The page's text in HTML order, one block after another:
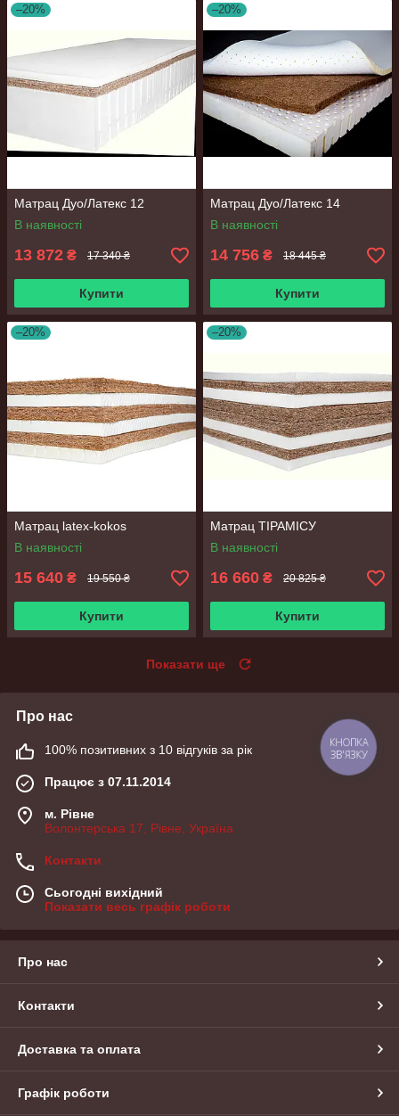
–20%
Матрац Дуо/Латекс 12
В наявності
13 872 ₴ 17 340 ₴
Купити
–20%
Матрац Дуо/Латекс 14
В наявності
14 756 ₴ 18 445 ₴
Купити
–20%
Матрац latex-kokos
В наявності
15 640 ₴ 19 550 ₴
Купити
–20%
Матрац ТІРАМІСУ
В наявності
16 660 ₴ 20 825 ₴
Купити
Показати ще
Про нас
100% позитивних з 10 відгуків за рік
Працює з 07.11.2014
м. Рівне
Волонтерська 17, Рівне, Україна
Контакти
Сьогодні вихідний
Показати весь графік роботи
Про нас
Контакти
Доставка та оплата
Графік роботи
КНОПКА
ЗВ'ЯЗКУ